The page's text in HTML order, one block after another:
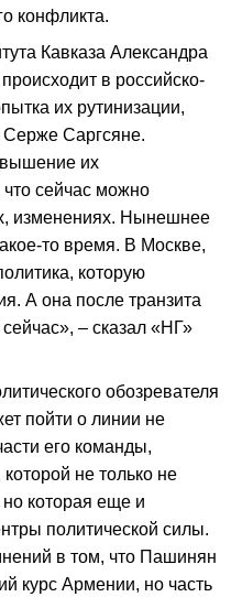
конфликта.
Кавказа Александра
в российско-
их рутинизации,
Серже Саргсяне.
их
сейчас можно
изменениях. Нынешнее
то время. В Москве,
которую
А она после транзита
– сказал «НГ»
обозревателя
пойти о линии не
его команды,
не только не
которая еще и
политической силы.
в том, что Пашинян
курс Армении, но часть